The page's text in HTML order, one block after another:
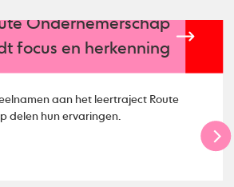
Ondernemerschap
focus en herkenning
aan het leertraject Route
delen hun ervaringen.